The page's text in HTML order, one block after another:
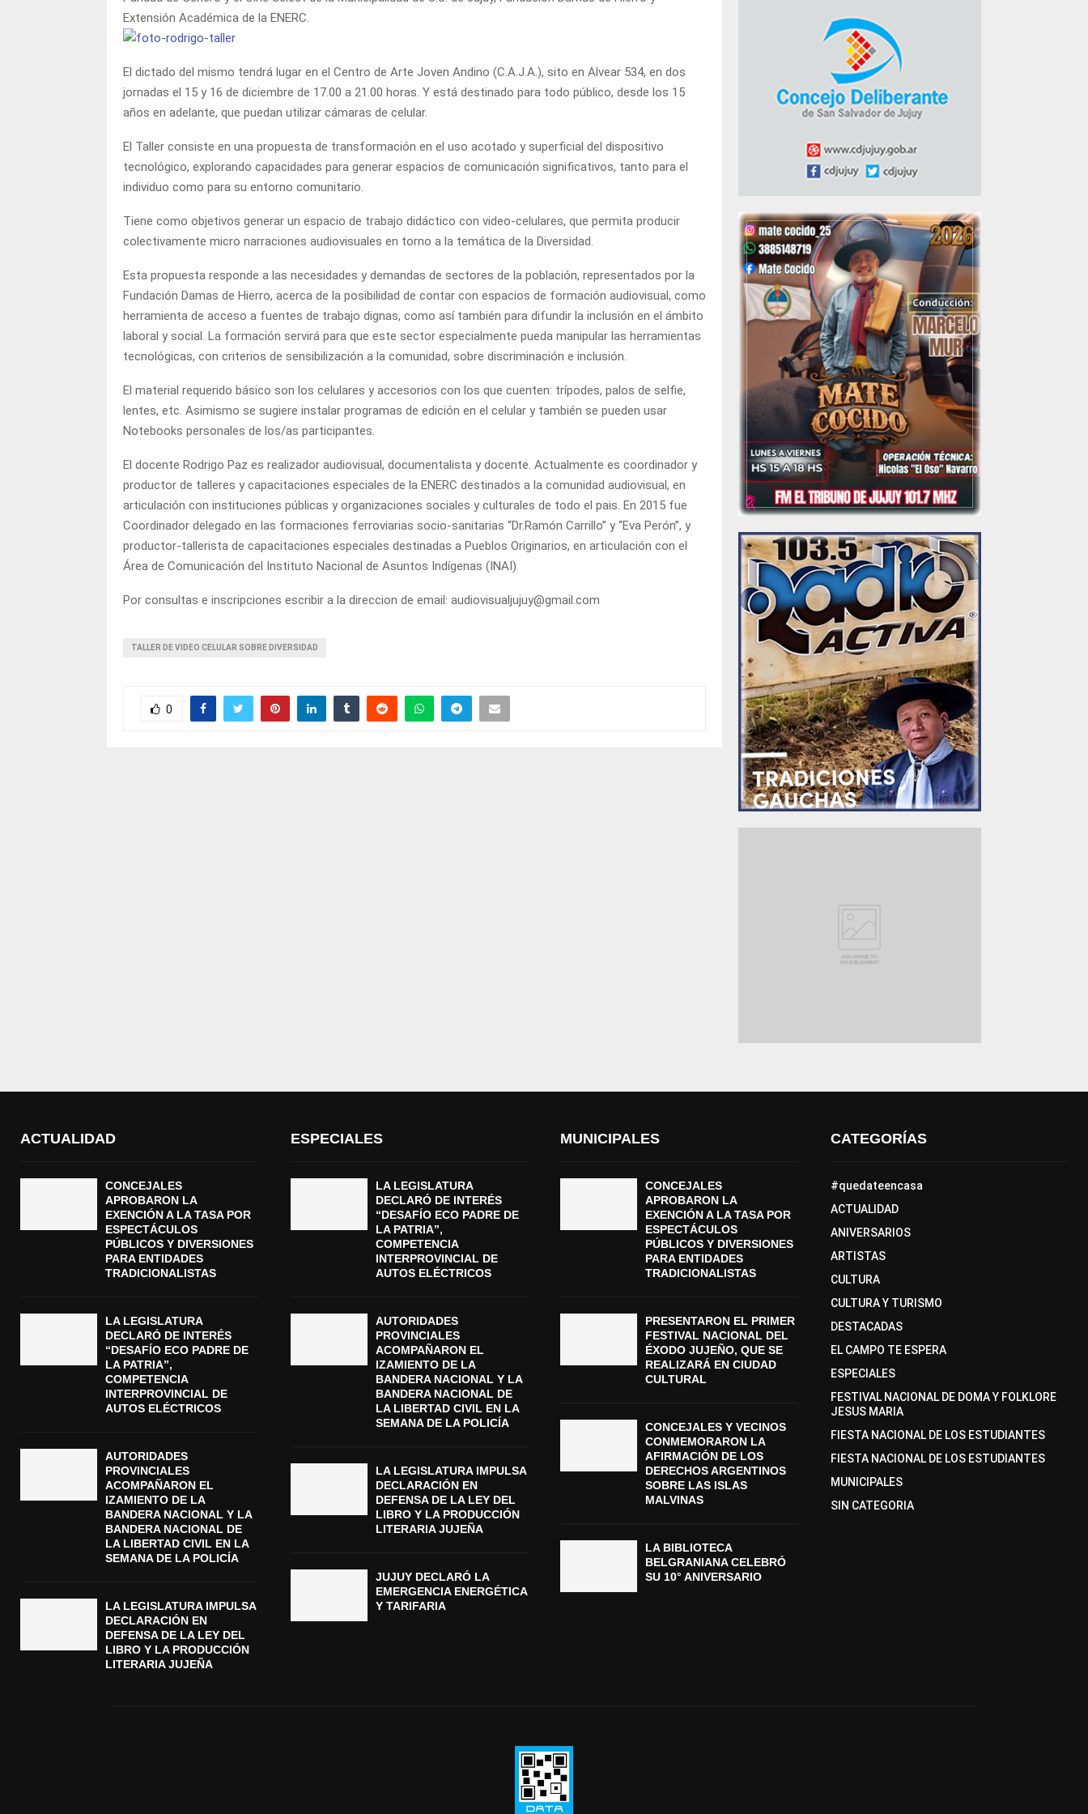
Extensión Académica de la ENERC.
El dictado del mismo tendrá lugar en el Centro de Arte Joven Andino (C.A.J.A.), sito en Alvear 534, en dos
jornadas el 15 y 16 de diciembre de 17.00 a 21.00 horas. Y está destinado para todo público, desde los 15
años en adelante, que puedan utilizar cámaras de celular.
El Taller consiste en una propuesta de transformación en el uso acotado y superficial del dispositivo
tecnológico, explorando capacidades para generar espacios de comunicación significativos, tanto para el
individuo como para su entorno comunitario.
Tiene como objetivos generar un espacio de trabajo didáctico con video-celulares, que permita producir
colectivamente micro narraciones audiovisuales en torno a la temática de la Diversidad.
Esta propuesta responde a las necesidades y demandas de sectores de la población, representados por la
Fundación Damas de Hierro, acerca de la posibilidad de contar con espacios de formación audiovisual, como
herramienta de acceso a fuentes de trabajo dignas, como así también para difundir la inclusión en el ámbito
laboral y social. La formación servirá para que este sector especialmente pueda manipular las herramientas
tecnológicas, con criterios de sensibilización a la comunidad, sobre discriminación e inclusión.
El material requerido básico son los celulares y accesorios con los que cuenten: trípodes, palos de selfie,
lentes, etc. Asimismo se sugiere instalar programas de edición en el celular y también se pueden usar
Notebooks personales de los/as participantes.
El docente Rodrigo Paz es realizador audiovisual, documentalista y docente. Actualmente es coordinador y
productor de talleres y capacitaciones especiales de la ENERC destinados a la comunidad audiovisual, en
articulación con instituciones públicas y organizaciones sociales y culturales de todo el pais. En 2015 fue
Coordinador delegado en las formaciones ferroviarias socio-sanitarias “Dr.Ramón Carrillo” y “Eva Perón”, y
productor-tallerista de capacitaciones especiales destinadas a Pueblos Originarios, en articulación con el
Área de Comunicación del Instituto Nacional de Asuntos Indígenas (INAI).
Por consultas e inscripciones escribir a la direccion de email: audiovisualjujuy@gmail.com
TALLER DE VIDEO CELULAR SOBRE DIVERSIDAD
0
ACTUALIDAD
CONCEJALES
APROBARON LA
EXENCIÓN A LA TASA POR
ESPECTÁCULOS
PÚBLICOS Y DIVERSIONES
PARA ENTIDADES
TRADICIONALISTAS
LA LEGISLATURA
DECLARÓ DE INTERÉS
“DESAFÍO ECO PADRE DE
LA PATRIA”,
COMPETENCIA
INTERPROVINCIAL DE
AUTOS ELÉCTRICOS
AUTORIDADES
PROVINCIALES
ACOMPAÑARON EL
IZAMIENTO DE LA
BANDERA NACIONAL Y LA
BANDERA NACIONAL DE
LA LIBERTAD CIVIL EN LA
SEMANA DE LA POLICÍA
LA LEGISLATURA IMPULSA
DECLARACIÓN EN
DEFENSA DE LA LEY DEL
LIBRO Y LA PRODUCCIÓN
LITERARIA JUJEÑA
ESPECIALES
LA LEGISLATURA
DECLARÓ DE INTERÉS
“DESAFÍO ECO PADRE DE
LA PATRIA”,
COMPETENCIA
INTERPROVINCIAL DE
AUTOS ELÉCTRICOS
AUTORIDADES
PROVINCIALES
ACOMPAÑARON EL
IZAMIENTO DE LA
BANDERA NACIONAL Y LA
BANDERA NACIONAL DE
LA LIBERTAD CIVIL EN LA
SEMANA DE LA POLICÍA
LA LEGISLATURA IMPULSA
DECLARACIÓN EN
DEFENSA DE LA LEY DEL
LIBRO Y LA PRODUCCIÓN
LITERARIA JUJEÑA
JUJUY DECLARÓ LA
EMERGENCIA ENERGÉTICA
Y TARIFARIA
MUNICIPALES
CONCEJALES
APROBARON LA
EXENCIÓN A LA TASA POR
ESPECTÁCULOS
PÚBLICOS Y DIVERSIONES
PARA ENTIDADES
TRADICIONALISTAS
PRESENTARON EL PRIMER
FESTIVAL NACIONAL DEL
ÉXODO JUJEÑO, QUE SE
REALIZARÁ EN CIUDAD
CULTURAL
CONCEJALES Y VECINOS
CONMEMORARON LA
AFIRMACIÓN DE LOS
DERECHOS ARGENTINOS
SOBRE LAS ISLAS
MALVINAS
LA BIBLIOTECA
BELGRANIANA CELEBRÓ
SU 10° ANIVERSARIO
CATEGORÍAS
#quedateencasa
ACTUALIDAD
ANIVERSARIOS
ARTISTAS
CULTURA
CULTURA Y TURISMO
DESTACADAS
EL CAMPO TE ESPERA
ESPECIALES
FESTIVAL NACIONAL DE DOMA Y FOLKLORE
JESUS MARIA
FIESTA NACIONAL DE LOS ESTUDIANTES
FIESTA NACIONAL DE LOS ESTUDIANTES
MUNICIPALES
SIN CATEGORIA